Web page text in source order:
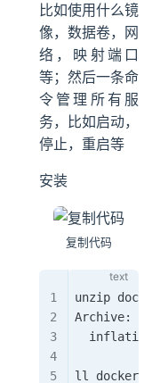
比如使用什么镜
像，数据卷，网
络，映射端口
等；然后一条命
令管理所有服
务，比如启动，
停止，重启等
安装
复制代码
unzip
Archive:
ll docker-